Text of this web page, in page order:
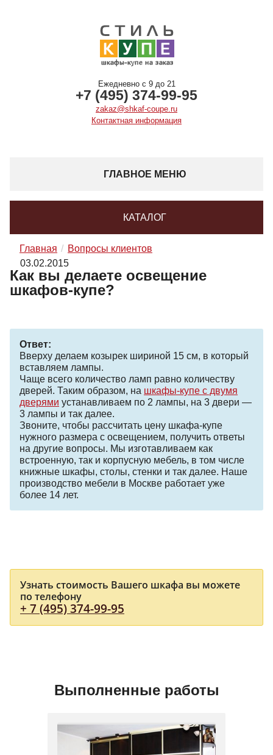
Ежедневно с 9 до 21
+7 (495) 374-99-95
zakaz@shkaf-coupe.ru
Контактная информация
ГЛАВНОЕ МЕНЮ
КАТАЛОГ
Главная
Вопросы клиентов
03.02.2015
Как вы делаете освещение
шкафов-купе?
Ответ:
Вверху делаем козырек шириной 15 см, в который
вставляем лампы.
Чаще всего количество ламп равно количеству
дверей. Таким образом, на шкафы-купе с двумя
дверями устанавливаем по 2 лампы, на 3 двери —
3 лампы и так далее.
Звоните, чтобы рассчитать цену шкафа-купе
нужного размера с освещением, получить ответы
на другие вопросы. Мы изготавливаем как
встроенную, так и корпусную мебель, в том числе
книжные шкафы, столы, стенки и так далее. Наше
производство мебели в Москве работает уже
более 14 лет.
Узнать стоимость Вашего шкафа вы можете
по телефону
+ 7 (495) 374-99-95
Выполненные работы